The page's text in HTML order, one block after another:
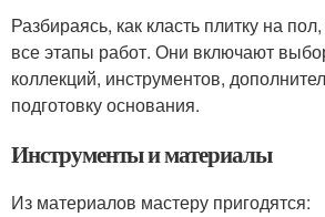
Разбираясь, как класть плитку на
все этапы работ. Они включают
коллекций, инструментов,
подготовку основания.
Инструменты и материалы
Из материалов мастеру пригодятся: